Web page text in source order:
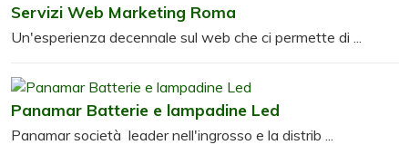
Servizi Web Marketing Roma
Un'esperienza decennale sul web che ci permette di ...
Panamar Batterie e lampadine Led
Panamar società leader nell'ingrosso e la distrib ...